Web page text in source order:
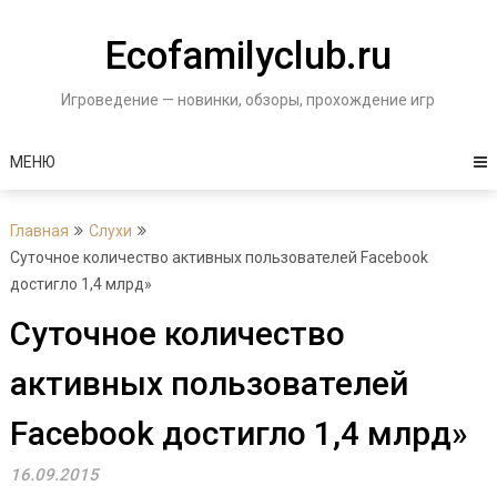
Ecofamilyclub.ru
Игроведение — новинки, обзоры, прохождение игр
МЕНЮ
Главная
Слухи
Суточное количество активных пользователей Facebook
достигло 1,4 млрд»
Суточное количество
активных пользователей
Facebook достигло 1,4 млрд»
16.09.2015